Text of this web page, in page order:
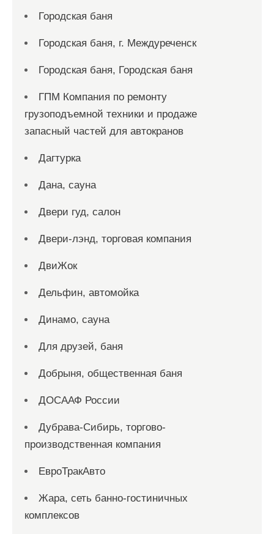
Городская баня
Городская баня, г. Междуреченск
Городская баня, Городская баня
ГПМ Компания по ремонту
грузоподъемной техники и продаже
запасный частей для автокранов
Дагтурка
Дана, сауна
Двери гуд, салон
Двери-лэнд, торговая компания
ДвиЖок
Дельфин, автомойка
Динамо, сауна
Для друзей, баня
Добрыня, общественная баня
ДОСААФ России
Дубрава-Сибирь, торгово-
производственная компания
ЕвроТракАвто
Жара, сеть банно-гостиничных
комплексов